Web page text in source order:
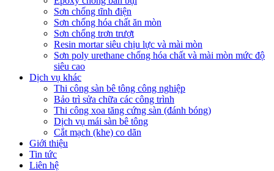
Sơn chống tĩnh điện
Sơn chống hóa chất ăn mòn
Sơn chống trơn trượt
Resin mortar siêu chịu lực và mài mòn
Sơn poly urethane chống hóa chất và mài mòn mức độ
siêu cao
Dịch vụ khác
Thi công sàn bê tông công nghiệp
Bảo trì sửa chữa các công trình
Thi công xoa tăng cứng sàn (đánh bóng)
Dịch vụ mái sàn bê tông
Cắt mạch (khe) co dãn
Giới thiệu
Tin tức
Liên hệ